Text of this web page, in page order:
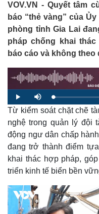
VOV.VN - Quyết tâm
báo “thẻ vàng” của
phòng tỉnh Gia Lai
pháp chống khai
báo cáo và không theo
P
l
a
M
u
L
o
a
d
d
2
.
1
8
Từ kiểm soát chặt chẽ
nghệ trong quản lý đội
động ngư dân chấp
đang trở thành điểm
khai thác hợp pháp,
triển kinh tế biển bền